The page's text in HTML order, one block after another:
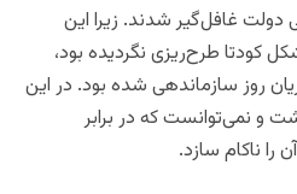
دولت غافل‌گیر شدند. زیرا این
کودتا طرح‌ریزی نگردیده بود،
روز سازماندهی شده بود. در این
و نمی‌توانست که در برابر
را ناکام سازد.